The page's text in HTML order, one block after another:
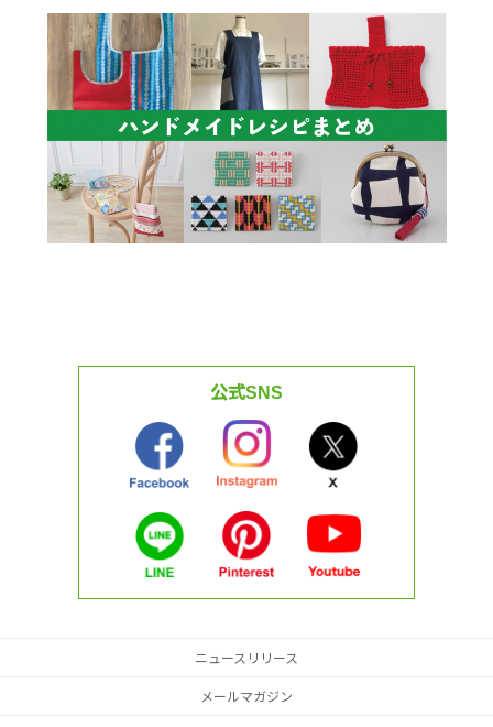
公式SNS
ニュースリリース
メールマガジン